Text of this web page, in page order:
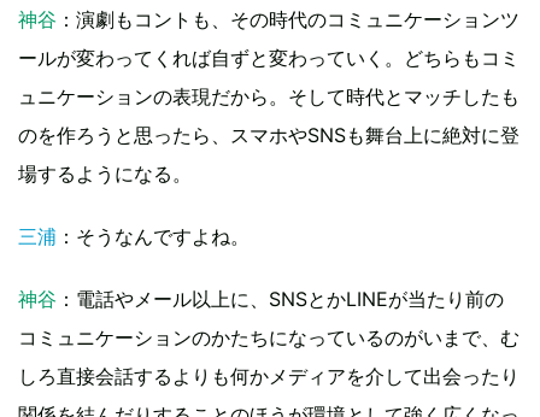
神谷 ：演劇もコントも、その時代のコミュニケーションツ
ールが変わってくれば自ずと変わっていく。どちらもコミ
ュニケーションの表現だから。そして時代とマッチしたも
のを作ろうと思ったら、スマホやSNSも舞台上に絶対に登
場するようになる。
三浦 ：そうなんですよね。
神谷 ：電話やメール以上に、SNSとかLINEが当たり前の
コミュニケーションのかたちになっているのがいまで、む
しろ直接会話するよりも何かメディアを介して出会ったり